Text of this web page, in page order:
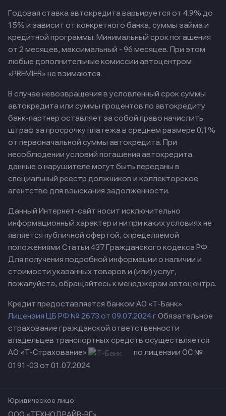
Годовая ставка автокредита варьируется от 4.9% до
15% и зависит от конкретного банка, суммы займа и
кредитной программы. Минимальный срок погашения
от 2 месяцев, максимальный - 96 месяцев. При этом
любые дополнительные комиссии автоцентром
«PREMIER» не взимаются.
В случае невозвращения в условленный срок суммы
автокредита или суммы процентов по автокредиту
банк-партнер оставляет за собой право начислить
штраф за просрочку платежа в среднем размере 0,1%
от первоначальной суммы автокредита. При
несоблюдении условий погашения автокредита
данные о нарушителе могут быть переданы в
специальный реестр должников и коллекторское
агентство для взыскания задолженности.
Данный Интернет-сайт носит исключительно
информационный характер и ни при каких условиях не
является публичной офертой, определяемой
положениями Статьи 437 Гражданского кодекса РФ.
Для получения подробной информации о наличии и
стоимости указанных товаров и (или) услуг,
пожалуйста, обращайтесь к менеджерам автоцентра.
Кредит предоставляется банком АО «Т-Банк».
Лицензия ЦБ РФ № 2673 от 09.07.2024 гОбязательное
страхование гражданской ответственности
владельцев транспортных средств осуществляется
АО «Т-Страхование»
по лицензии ОС №
0191-03 от 01.07.2024
Юридическое лицо: